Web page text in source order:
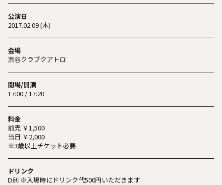
公演日
2017.02.09 (木)
会場
渋谷クラブクアトロ
開場/開演
17:00 / 17:20
料金
前売 ￥1,500
当日 ￥2,000
※3歳以上チケット必要
ドリンク
D別 ※入場時にドリンク代500円いただきます